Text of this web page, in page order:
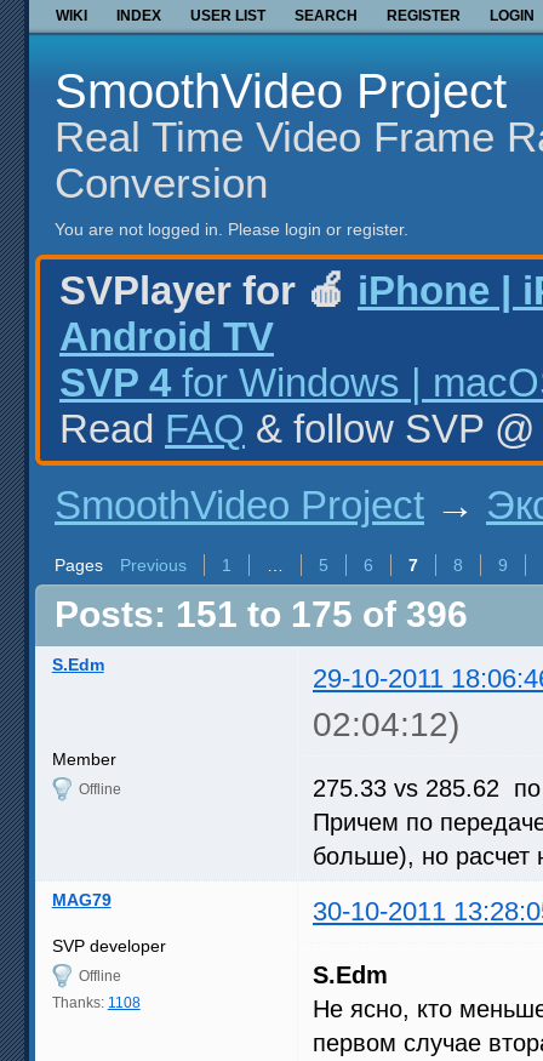
WIKI INDEX USER LIST SEARCH REGISTER LOGIN
SmoothVideo Project
Real Time Video Frame
Conversion
You are not logged in. Please login or register.
SVPlayer for 🍎 iPhone |
Android TV
SVP 4 for Windows |
Read FAQ & follow SVP
SmoothVideo Project →
Pages Previous 1 5 6 7 8 9
Posts: 151 to 175 of 396
S.Edm 29-10-2011
02:04:12)
Member
Offline
275.33 vs 285.62
Причем по
больше), но расчет
MAG79 30-10-2011
SVP developer
Offline
Thanks: 1108
S.Edm
Не ясно, кто
первом случае